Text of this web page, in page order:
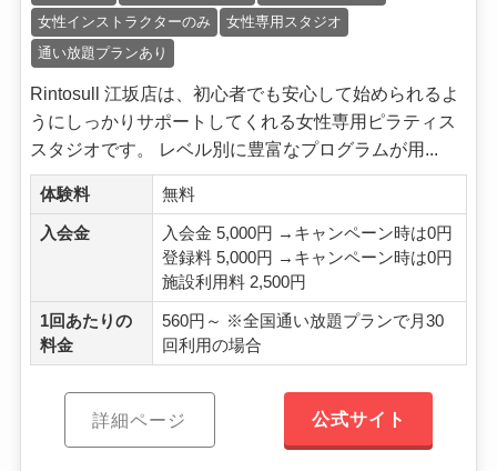
女性インストラクターのみ
女性専用スタジオ
通い放題プランあり
Rintosull 江坂店は、初心者でも安心して始められるよ
うにしっかりサポートしてくれる女性専用ピラティス
スタジオです。 レベル別に豊富なプログラムが用...
体験料 無料
入会金
入会金 5,000円 →キャンペーン時は0円
登録料 5,000円 →キャンペーン時は0円
施設利用料 2,500円
1回あたりの
料金
560円～ ※全国通い放題プランで月30
回利用の場合
詳細ページ 公式サイト